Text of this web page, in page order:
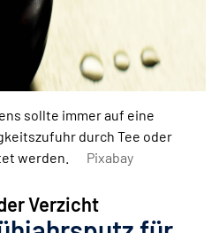
sollte immer auf eine
durch Tee oder
werden.
Pixabay
Verzicht